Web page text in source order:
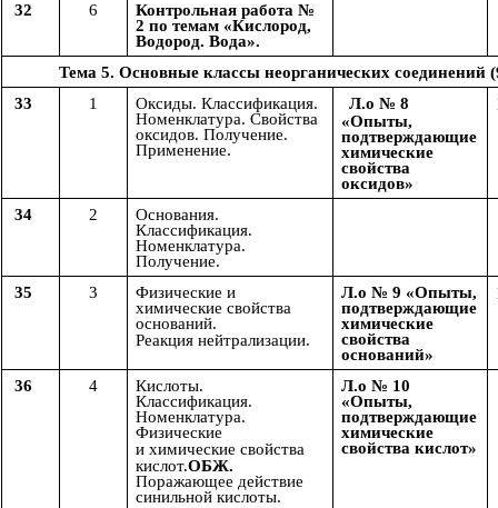
32 6
Контрольная работа №
2 по темам «Кислород,
Водород. Вода».
Тема 5. Основные классы неорганических соединений
33
1
Оксиды. Классификация.
Номенклатура. Свойства
оксидов. Получение.
Применение.
Л.о № 8
«Опыты,
подтверждающие
химические
свойства
оксидов»
34 2
Основания.
Классификация.
Номенклатура.
Получение.
35
3
Физические и
химические свойства
оснований.
Реакция нейтрализации.
Л.о № 9 «Опыты,
подтверждающие
химические
свойства
оснований»
36 4
Кислоты.
Классификация.
Номенклатура.
Физические
и химические свойства
кислот.ОБЖ.
Поражающее действие
синильной кислоты.
Л.о № 10
«Опыты,
подтверждающие
химические
свойства кислот»